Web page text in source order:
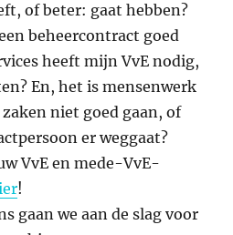
of beter: gaat hebben?
beheercontract goed
heeft mijn VvE nodig,
En, het is mensenwerk
niet goed gaan, of
er weggaat?
VvE en mede-VvE-
!
gaan we aan de slag voor